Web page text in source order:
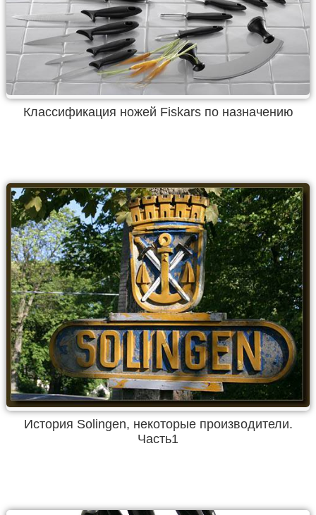
Классификация ножей Fiskars по назначению
История Solingen, некоторые производители.
Часть1